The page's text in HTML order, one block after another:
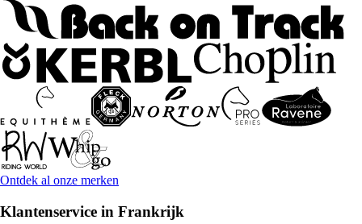
Ontdek al onze merken
Klantenservice in Frankrijk